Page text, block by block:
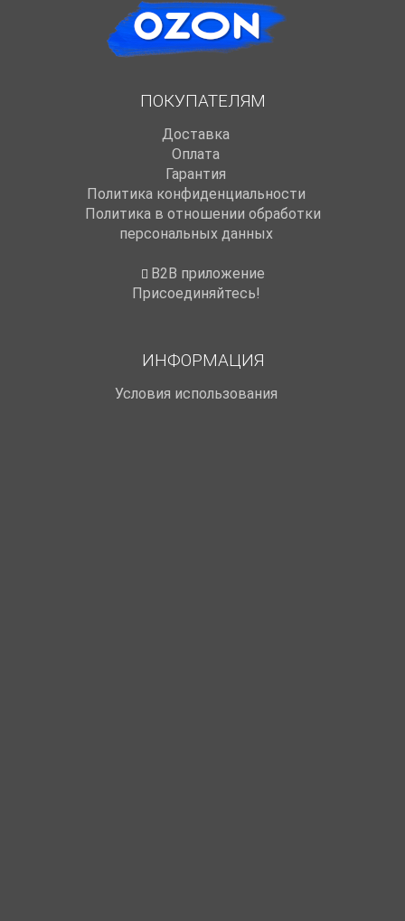
ПОКУПАТЕЛЯМ
Доставка
Оплата
Гарантия
Политика конфиденциальности
Политика в отношении обработки
персональных данных
B2B приложение
Присоединяйтесь!
ИНФОРМАЦИЯ
Условия использования